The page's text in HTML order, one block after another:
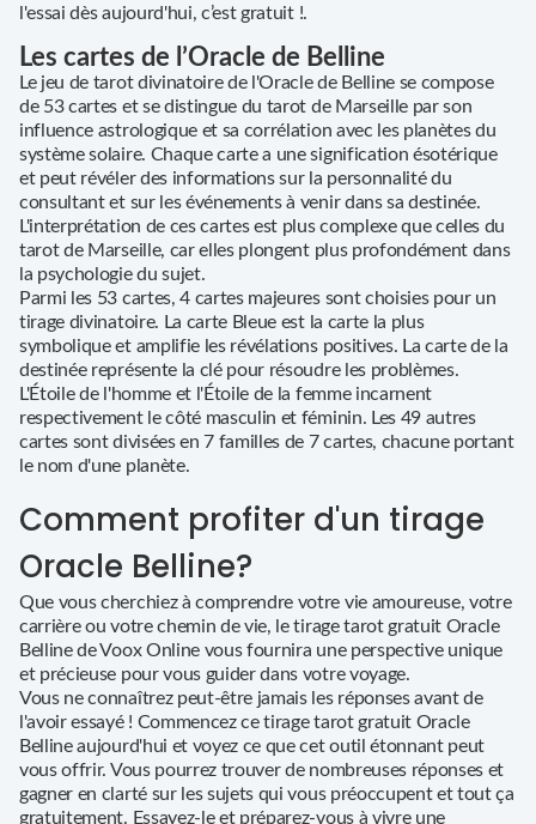
l'essai dès aujourd'hui, c’est gratuit !.
Les cartes de l’Oracle de Belline
Le jeu de tarot divinatoire de l'Oracle de Belline se compose
de 53 cartes et se distingue du tarot de Marseille par son
influence astrologique et sa corrélation avec les planètes du
système solaire. Chaque carte a une signification ésotérique
et peut révéler des informations sur la personnalité du
consultant et sur les événements à venir dans sa destinée.
L'interprétation de ces cartes est plus complexe que celles du
tarot de Marseille, car elles plongent plus profondément dans
la psychologie du sujet.
Parmi les 53 cartes, 4 cartes majeures sont choisies pour un
tirage divinatoire. La carte Bleue est la carte la plus
symbolique et amplifie les révélations positives. La carte de la
destinée représente la clé pour résoudre les problèmes.
L'Étoile de l'homme et l'Étoile de la femme incarnent
respectivement le côté masculin et féminin. Les 49 autres
cartes sont divisées en 7 familles de 7 cartes, chacune portant
le nom d'une planète.
Comment profiter d'un tirage
Oracle Belline?
Que vous cherchiez à comprendre votre vie amoureuse, votre
carrière ou votre chemin de vie, le tirage tarot gratuit Oracle
Belline de Voox Online vous fournira une perspective unique
et précieuse pour vous guider dans votre voyage.
Vous ne connaîtrez peut-être jamais les réponses avant de
l'avoir essayé ! Commencez ce tirage tarot gratuit Oracle
Belline aujourd'hui et voyez ce que cet outil étonnant peut
vous offrir. Vous pourrez trouver de nombreuses réponses et
gagner en clarté sur les sujets qui vous préoccupent et tout ça
gratuitement. Essayez-le et préparez-vous à vivre une